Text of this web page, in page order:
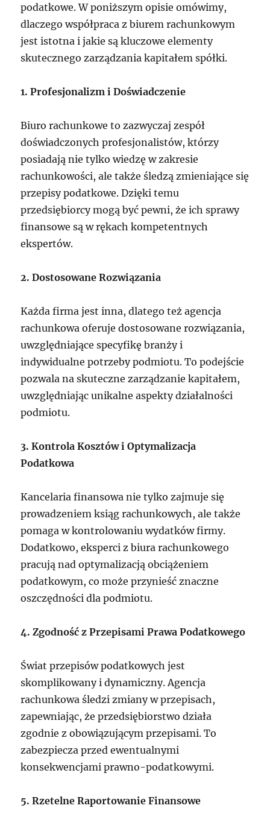
podatkowe. W poniższym opisie omówimy,
dlaczego współpraca z biurem rachunkowym
jest istotna i jakie są kluczowe elementy
skutecznego zarządzania kapitałem spółki.
1. Profesjonalizm i Doświadczenie
Biuro rachunkowe to zazwyczaj zespół
doświadczonych profesjonalistów, którzy
posiadają nie tylko wiedzę w zakresie
rachunkowości, ale także śledzą zmieniające się
przepisy podatkowe. Dzięki temu
przedsiębiorcy mogą być pewni, że ich sprawy
finansowe są w rękach kompetentnych
ekspertów.
2. Dostosowane Rozwiązania
Każda firma jest inna, dlatego też agencja
rachunkowa oferuje dostosowane rozwiązania,
uwzględniające specyfikę branży i
indywidualne potrzeby podmiotu. To podejście
pozwala na skuteczne zarządzanie kapitałem,
uwzględniając unikalne aspekty działalności
podmiotu.
3. Kontrola Kosztów i Optymalizacja
Podatkowa
Kancelaria finansowa nie tylko zajmuje się
prowadzeniem ksiąg rachunkowych, ale także
pomaga w kontrolowaniu wydatków firmy.
Dodatkowo, eksperci z biura rachunkowego
pracują nad optymalizacją obciążeniem
podatkowym, co może przynieść znaczne
oszczędności dla podmiotu.
4. Zgodność z Przepisami Prawa Podatkowego
Świat przepisów podatkowych jest
skomplikowany i dynamiczny. Agencja
rachunkowa śledzi zmiany w przepisach,
zapewniając, że przedsiębiorstwo działa
zgodnie z obowiązującym przepisami. To
zabezpiecza przed ewentualnymi
konsekwencjami prawno-podatkowymi.
5. Rzetelne Raportowanie Finansowe